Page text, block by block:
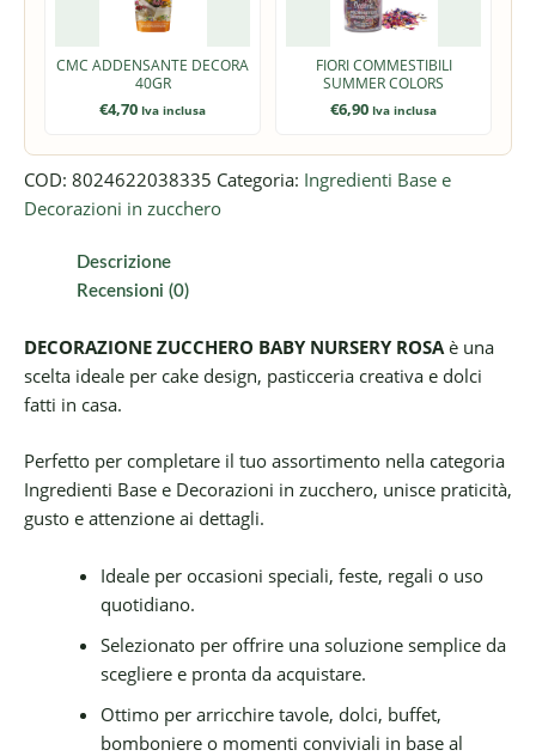
CMC ADDENSANTE DECORA
40GR
€4,70 Iva inclusa
FIORI COMMESTIBILI
SUMMER COLORS
€6,90 Iva inclusa
COD: 8024622038335 Categoria: Ingredienti Base e
Decorazioni in zucchero
Descrizione
Recensioni (0)
DECORAZIONE ZUCCHERO BABY NURSERY ROSAè una
scelta ideale per cake design, pasticceria creativa e dolci
fatti in casa.
Perfetto per completare il tuo assortimento nella categoria
Ingredienti Base e Decorazioni in zucchero, unisce praticità,
gusto e attenzione ai dettagli.
Ideale per occasioni speciali, feste, regali o uso
quotidiano.
Selezionato per offrire una soluzione semplice da
scegliere e pronta da acquistare.
Ottimo per arricchire tavole, dolci, buffet,
bomboniere o momenti conviviali in base al